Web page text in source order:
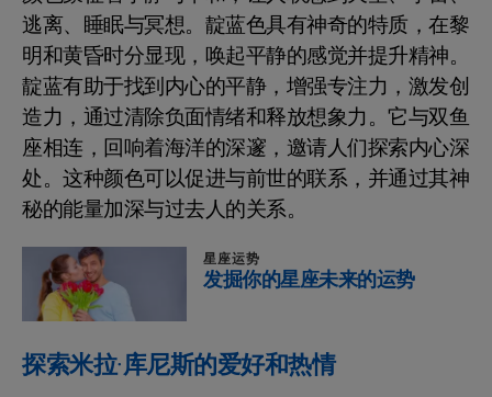
逃离、睡眠与冥想。靛蓝色具有神奇的特质，在黎
明和黄昏时分显现，唤起平静的感觉并提升精神。
靛蓝有助于找到内心的平静，增强专注力，激发创
造力，通过清除负面情绪和释放想象力。它与双鱼
座相连，回响着海洋的深邃，邀请人们探索内心深
处。这种颜色可以促进与前世的联系，并通过其神
秘的能量加深与过去人的关系。
星座运势
发掘你的星座未来的运势
探索米拉·库尼斯的爱好和热情